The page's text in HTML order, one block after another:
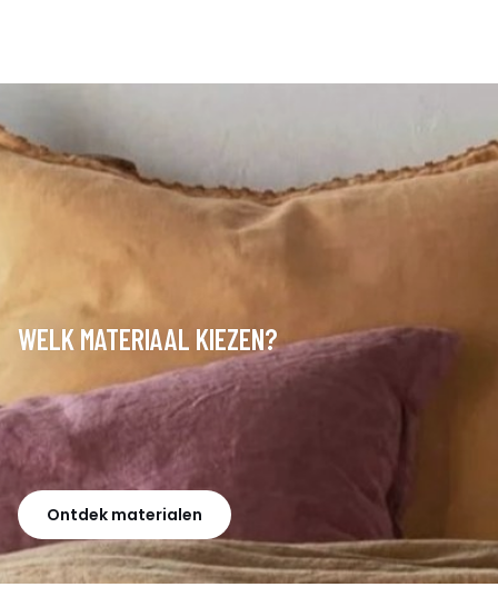
WELK MATERIAAL KIEZEN?
Ontdek materialen